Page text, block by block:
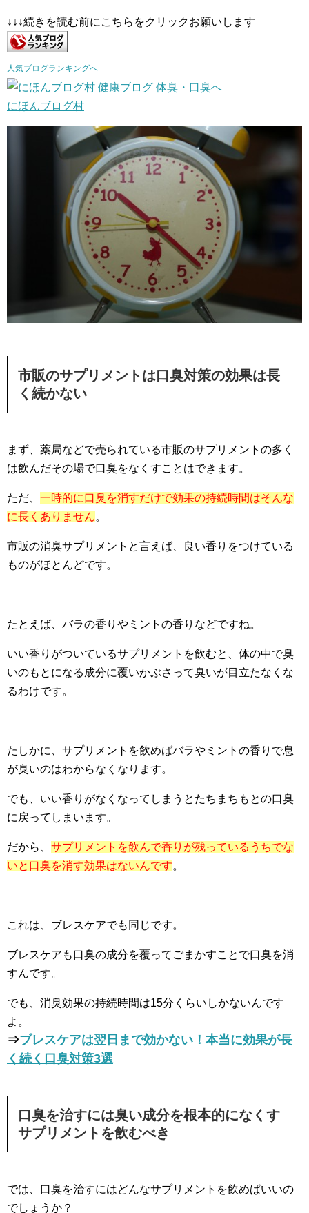
↓↓↓続きを読む前にこちらをクリックお願いします
人気ブログランキングへ
にほんブログ村
市販のサプリメントは口臭対策の効果は長
く続かない
まず、薬局などで売られている市販のサプリメントの多く
は飲んだその場で口臭をなくすことはできます。
ただ、 一時的に口臭を消すだけで効果の持続時間はそんな
に長くありません。
市販の消臭サプリメントと言えば、良い香りをつけている
ものがほとんどです。
たとえば、バラの香りやミントの香りなどですね。
いい香りがついているサプリメントを飲むと、体の中で臭
いのもとになる成分に覆いかぶさって臭いが目立たなくな
るわけです。
たしかに、サプリメントを飲めばバラやミントの香りで息
が臭いのはわからなくなります。
でも、いい香りがなくなってしまうとたちまちもとの口臭
に戻ってしまいます。
だから、 サプリメントを飲んで香りが残っているうちでな
いと口臭を消す効果はないんです。
これは、ブレスケアでも同じです。
ブレスケアも口臭の成分を覆ってごまかすことで口臭を消
すんです。
でも、消臭効果の持続時間は15分くらいしかないんです
よ。
⇒ブレスケアは翌日まで効かない！本当に効果が長
く続く口臭対策3選
口臭を治すには臭い成分を根本的になくす
サプリメントを飲むべき
では、口臭を治すにはどんなサプリメントを飲めばいいの
でしょうか？